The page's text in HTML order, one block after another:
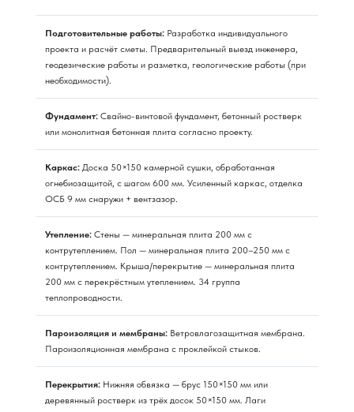
Подготовительные работы: Разработка индивидуального
проекта и расчёт сметы. Предварительный выезд инженера,
геодезические работы и разметка, геологические работы (при
необходимости).
Фундамент: Свайно-винтовой фундамент, бетонный ростверк
или монолитная бетонная плита согласно проекту.
Каркас: Доска 50×150 камерной сушки, обработанная
огнебиозащитой, с шагом 600 мм. Усиленный каркас, отделка
ОСБ 9 мм снаружи + вентзазор.
Утепление: Стены — минеральная плита 200 мм с
контрутеплением. Пол — минеральная плита 200–250 мм с
контрутеплением. Крыша/перекрытие — минеральная плита
200 мм с перекрёстным утеплением. 34 группа
теплопроводности.
Пароизоляция и мембраны: Ветровлагозащитная мембрана.
Пароизоляционная мембрана с проклейкой стыков.
Перекрытия: Нижняя обвязка — брус 150×150 мм или
деревянный ростверк из трёх досок 50×150 мм. Лаги